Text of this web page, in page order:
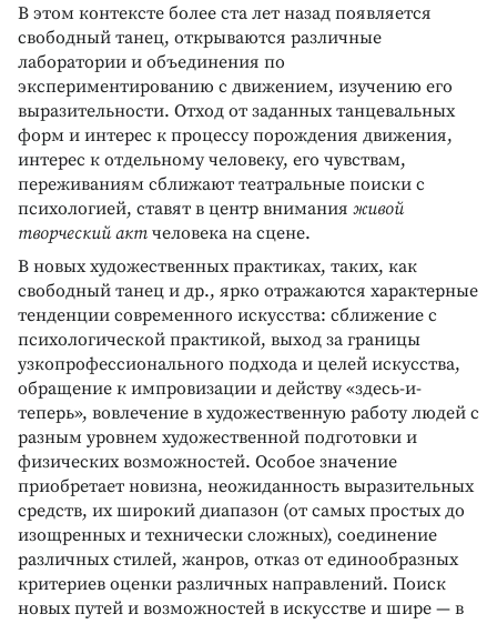
В этом контексте более ста лет назад появляется
свободный танец, открываются различные
лаборатории и объединения по
экспериментированию с движением, изучению его
выразительности. Отход от заданных танцевальных
форм и интерес к процессу порождения движения,
интерес к отдельному человеку, его чувствам,
переживаниям сближают театральные поиски с
психологией, ставят в центр внимания живой
творческий акт человека на сцене.
В новых художественных практиках, таких, как
свободный танец и др., ярко отражаются характерные
тенденции современного искусства: сближение с
психологической практикой, выход за границы
узкопрофессионального подхода и целей искусства,
обращение к импровизации и действу «здесь-и-
теперь», вовлечение в художественную работу людей с
разным уровнем художественной подготовки и
физических возможностей. Особое значение
приобретает новизна, неожиданность выразительных
средств, их широкий диапазон (от самых простых до
изощренных и технически сложных), соединение
различных стилей, жанров, отказ от единообразных
критериев оценки различных направлений. Поиск
новых путей и возможностей в искусстве и шире — в